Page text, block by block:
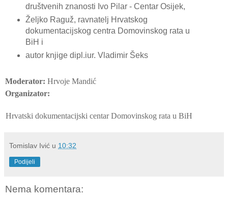
društvenih znanosti Ivo Pilar - Centar Osijek,
Željko Raguž, ravnatelj Hrvatskog
dokumentacijskog centra Domovinskog rata u
BiH i
autor knjige dipl.iur. Vladimir Šeks
Moderator: Hrvoje Mandić
Organizator:
Hrvatski dokumentacijski centar Domovinskog rata u BiH
Tomislav Ivić u 10:32
Podijeli
Nema komentara: